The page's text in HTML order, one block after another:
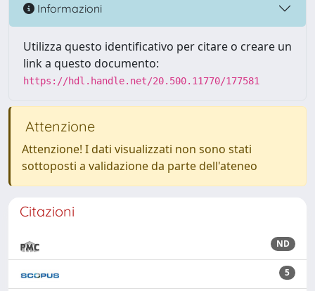
Informazioni
Utilizza questo identificativo per citare o creare un
link a questo documento:
https://hdl.handle.net/20.500.11770/177581
Attenzione
Attenzione! I dati visualizzati non sono stati
sottoposti a validazione da parte dell'ateneo
Citazioni
ND
5